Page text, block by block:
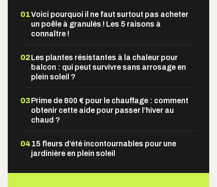
01Voici pourquoi il ne faut surtout pas acheter
un poêle à granulés ! Les 5 raisons à
connaître !
02Les plantes résistantes à la chaleur pour
balcon : qui peut survivre sans arrosage en
plein soleil ?
03Prime de 800 € pour le chauffage : comment
obtenir cette aide pour passer l’hiver au
chaud ?
04 15 fleurs d’été incontournables pour une
jardinière en plein soleil